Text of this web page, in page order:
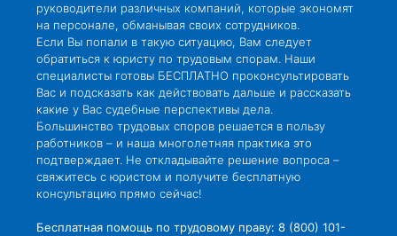
руководители различных компаний, которые экономят
на персонале, обманывая своих сотрудников.
Если Вы попали в такую ситуацию, Вам следует
обратиться к юристу по трудовым спорам. Наши
специалисты готовы БЕСПЛАТНО проконсультировать
Вас и подсказать как действовать дальше и рассказать
какие у Вас судебные перспективы дела.
Большинство трудовых споров решается в пользу
работников – и наша многолетняя практика это
подтверждает. Не откладывайте решение вопроса –
свяжитесь с юристом и получите бесплатную
консультацию прямо сейчас!
Бесплатная помощь по трудовому праву: 8 (800) 101-